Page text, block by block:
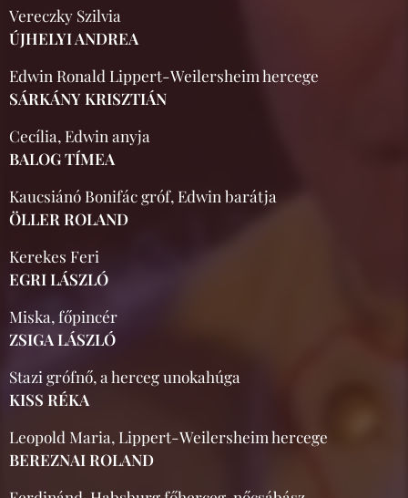
Vereczky Szilvia
ÚJHELYI ANDREA
Edwin Ronald Lippert-Weilersheim hercege
SÁRKÁNY KRISZTIÁN
Cecília, Edwin anyja
BALOG TÍMEA
Kaucsiánó Bonifác gróf, Edwin barátja
ÖLLER ROLAND
Kerekes Feri
EGRI LÁSZLÓ
Miska, főpincér
ZSIGA LÁSZLÓ
Stazi grófnő, a herceg unokahúga
KISS RÉKA
Leopold Maria, Lippert-Weilersheim hercege
BEREZNAI ROLAND